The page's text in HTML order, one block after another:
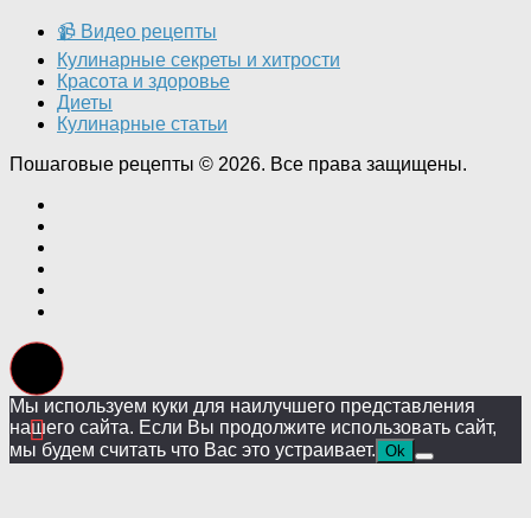
📹 Видео рецепты
Кулинарные секреты и хитрости
Красота и здоровье
Диеты
Кулинарные статьи
Пошаговые рецепты © 2026. Все права защищены.
Мы используем куки для наилучшего представления
нашего сайта. Если Вы продолжите использовать сайт,
мы будем считать что Вас это устраивает. Ok